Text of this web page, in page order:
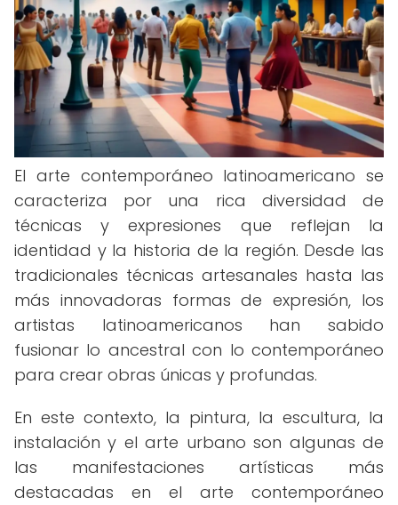
El arte contemporáneo latinoamericano se
caracteriza por una rica diversidad de
técnicas y expresiones que reflejan la
identidad y la historia de la región. Desde las
tradicionales técnicas artesanales hasta las
más innovadoras formas de expresión, los
artistas latinoamericanos han sabido
fusionar lo ancestral con lo contemporáneo
para crear obras únicas y profundas.
En este contexto, la pintura, la escultura, la
instalación y el arte urbano son algunas de
las manifestaciones artísticas más
destacadas en el arte contemporáneo